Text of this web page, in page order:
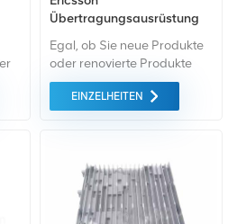
Übertragungsausrüstung
Egal, ob Sie neue Produkte
oder renovierte Produkte
benötigen, wir kümmern uns
um alles Garantie als
EINZELHEITEN